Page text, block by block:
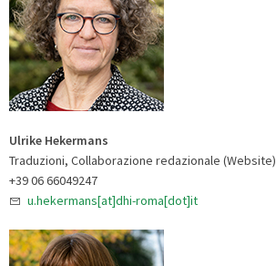
Ulrike Hekermans
Traduzioni, Collaborazione redazionale (Website)
+39 06 66049247
u.hekermans[at]dhi-roma[dot]it